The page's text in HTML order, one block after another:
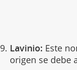
Lavinio: Este
origen se debe